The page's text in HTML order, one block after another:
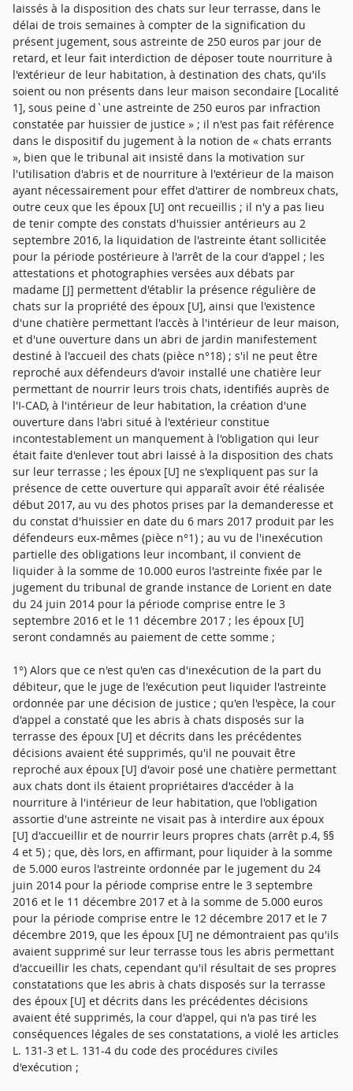
laissés à la disposition des chats sur leur terrasse, dans le
délai de trois semaines à compter de la signification du
présent jugement, sous astreinte de 250 euros par jour de
retard, et leur fait interdiction de déposer toute nourriture à
l'extérieur de leur habitation, à destination des chats, qu'ils
soient ou non présents dans leur maison secondaire [Localité
1], sous peine d`une astreinte de 250 euros par infraction
constatée par huissier de justice » ; il n'est pas fait référence
dans le dispositif du jugement à la notion de « chats errants
», bien que le tribunal ait insisté dans la motivation sur
l'utilisation d'abris et de nourriture à l'extérieur de la maison
ayant nécessairement pour effet d'attirer de nombreux chats,
outre ceux que les époux [U] ont recueillis ; il n'y a pas lieu
de tenir compte des constats d'huissier antérieurs au 2
septembre 2016, la liquidation de l'astreinte étant sollicitée
pour la période postérieure à l'arrêt de la cour d'appel ; les
attestations et photographies versées aux débats par
madame [J] permettent d'établir la présence régulière de
chats sur la propriété des époux [U], ainsi que l'existence
d'une chatière permettant l'accès à l'intérieur de leur maison,
et d'une ouverture dans un abri de jardin manifestement
destiné à l'accueil des chats (pièce n°18) ; s'il ne peut être
reproché aux défendeurs d'avoir installé une chatière leur
permettant de nourrir leurs trois chats, identifiés auprès de
l'I-CAD, à l'intérieur de leur habitation, la création d'une
ouverture dans l'abri situé à l'extérieur constitue
incontestablement un manquement à l'obligation qui leur
était faite d'enlever tout abri laissé à la disposition des chats
sur leur terrasse ; les époux [U] ne s'expliquent pas sur la
présence de cette ouverture qui apparaît avoir été réalisée
début 2017, au vu des photos prises par la demanderesse et
du constat d'huissier en date du 6 mars 2017 produit par les
défendeurs eux-mêmes (pièce n°1) ; au vu de l'inexécution
partielle des obligations leur incombant, il convient de
liquider à la somme de 10.000 euros l'astreinte fixée par le
jugement du tribunal de grande instance de Lorient en date
du 24 juin 2014 pour la période comprise entre le 3
septembre 2016 et le 11 décembre 2017 ; les époux [U]
seront condamnés au paiement de cette somme ;
1°) Alors que ce n'est qu'en cas d'inexécution de la part du
débiteur, que le juge de l'exécution peut liquider l'astreinte
ordonnée par une décision de justice ; qu'en l'espèce, la cour
d'appel a constaté que les abris à chats disposés sur la
terrasse des époux [U] et décrits dans les précédentes
décisions avaient été supprimés, qu'il ne pouvait être
reproché aux époux [U] d'avoir posé une chatière permettant
aux chats dont ils étaient propriétaires d'accéder à la
nourriture à l'intérieur de leur habitation, que l'obligation
assortie d'une astreinte ne visait pas à interdire aux époux
[U] d'accueillir et de nourrir leurs propres chats (arrêt p.4, §§
4 et 5) ; que, dès lors, en affirmant, pour liquider à la somme
de 5.000 euros l'astreinte ordonnée par le jugement du 24
juin 2014 pour la période comprise entre le 3 septembre
2016 et le 11 décembre 2017 et à la somme de 5.000 euros
pour la période comprise entre le 12 décembre 2017 et le 7
décembre 2019, que les époux [U] ne démontraient pas qu'ils
avaient supprimé sur leur terrasse tous les abris permettant
d'accueillir les chats, cependant qu'il résultait de ses propres
constatations que les abris à chats disposés sur la terrasse
des époux [U] et décrits dans les précédentes décisions
avaient été supprimés, la cour d'appel, qui n'a pas tiré les
conséquences légales de ses constatations, a violé les articles
L. 131-3 et L. 131-4 du code des procédures civiles
d'exécution ;